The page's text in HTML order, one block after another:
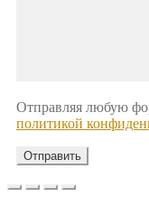
Отправляя любую
политикой